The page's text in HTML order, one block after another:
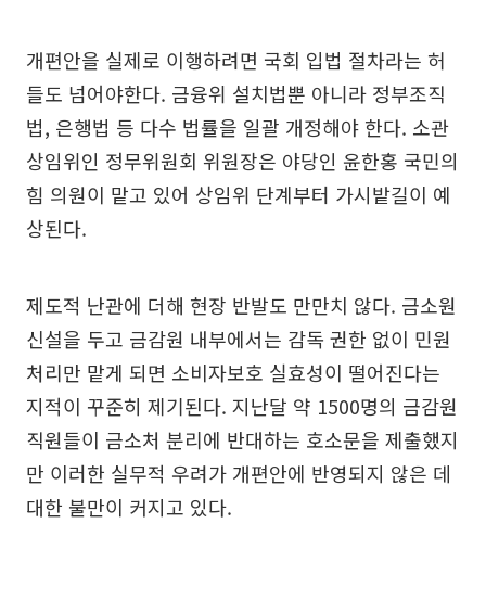
개편안을 실제로 이행하려면 국회 입법 절차라는 허
들도 넘어야한다. 금융위 설치법뿐 아니라 정부조직
법, 은행법 등 다수 법률을 일괄 개정해야 한다. 소관
상임위인 정무위원회 위원장은 야당인 윤한홍 국민의
힘 의원이 맡고 있어 상임위 단계부터 가시밭길이 예
상된다.
제도적 난관에 더해 현장 반발도 만만치 않다. 금소원
신설을 두고 금감원 내부에서는 감독 권한 없이 민원
처리만 맡게 되면 소비자보호 실효성이 떨어진다는
지적이 꾸준히 제기된다. 지난달 약 1500명의 금감원
직원들이 금소처 분리에 반대하는 호소문을 제출했지
만 이러한 실무적 우려가 개편안에 반영되지 않은 데
대한 불만이 커지고 있다.